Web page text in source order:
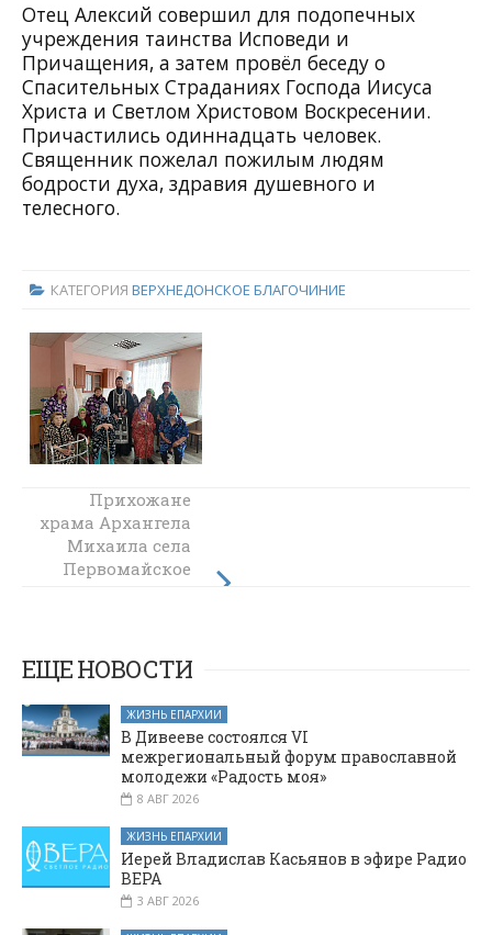
Отец Алексий совершил для подопечных
учреждения таинства Исповеди и
Причащения, а затем провёл беседу о
Спасительных Страданиях Господа Иисуса
Христа и Светлом Христовом Воскресении.
Причастились одиннадцать человек.
Священник пожелал пожилым людям
бодрости духа, здравия душевного и
телесного.
КАТЕГОРИЯ ВЕРХНЕДОНСКОЕ БЛАГОЧИНИЕ
Продолжается
строительство
церковно-
приходской
Прихожане
храма Архангела
Михаила села
Первомайское
территории
ЕЩЕ НОВОСТИ
ЖИЗНЬ ЕПАРХИИ
В Дивееве состоялся VI
межрегиональный форум православной
молодежи «Радость моя»
8 АВГ 2026
ЖИЗНЬ ЕПАРХИИ
Иерей Владислав Касьянов в эфире Радио
ВЕРА
3 АВГ 2026